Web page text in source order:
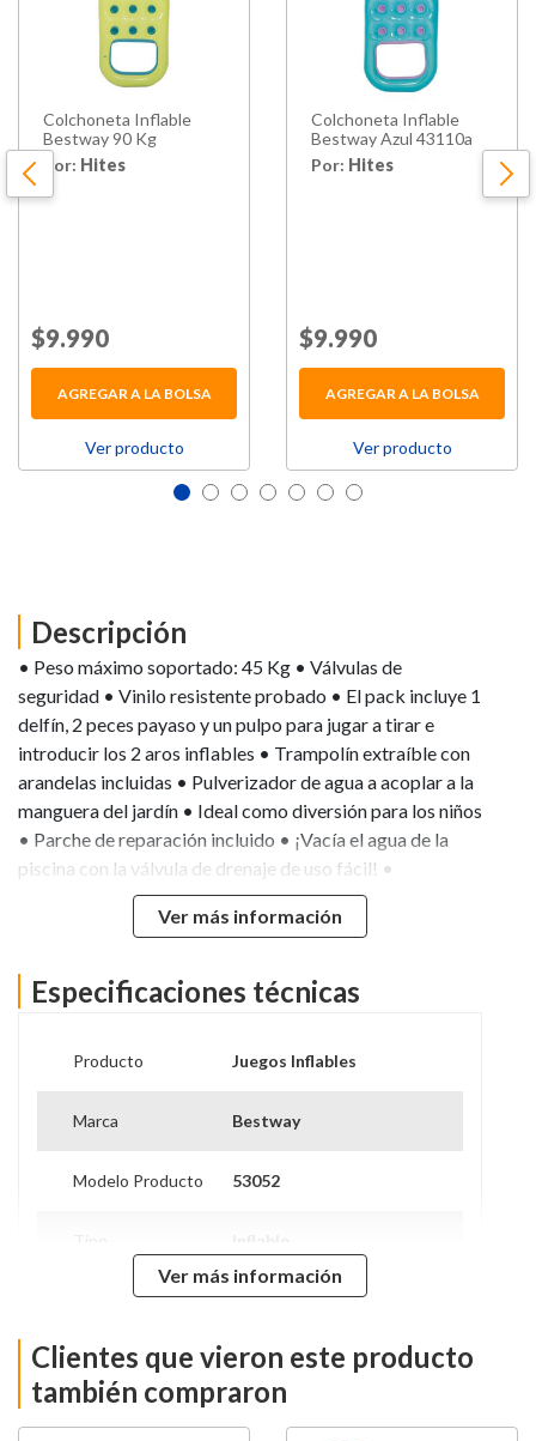
Colchoneta Inflable
Bestway 90 Kg
Por: Hites
Price reduced from
$9.990
AGREGAR A LA BOLSA
Ver producto
Colchoneta Inflable
Bestway Azul 43110a
Por: Hites
Price reduced from
$9.990
AGREGAR A LA BOLSA
Ver producto
Descripción
• Peso máximo soportado: 45 Kg • Válvulas de
seguridad • Vinilo resistente probado • El pack incluye 1
delfín, 2 peces payaso y un pulpo para jugar a tirar e
introducir los 2 aros inflables • Trampolín extraíble con
arandelas incluidas • Pulverizador de agua a acoplar a la
manguera del jardín • Ideal como diversión para los niños
• Parche de reparación incluido • ¡Vacía el agua de la
piscina con la válvula de drenaje de uso fácil! •
Contenido: Una piscina de juegos, un resbalín, un delfín,
dos peces payaso, un pulpo, dos anillos, parche de
Ver más información
Especificaciones técnicas
Producto Juegos Inflables
Marca Bestway
Modelo Producto 53052
86 Cm
Ancho 206 Cm
Ver más información
Clientes que vieron este producto
también compraron